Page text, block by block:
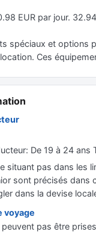
EUR par jour.
spéciaux et options
Ces
De 19 à 24 ans
situant pas dans les
sont précisés dans
dans la devise
voyage
pas être